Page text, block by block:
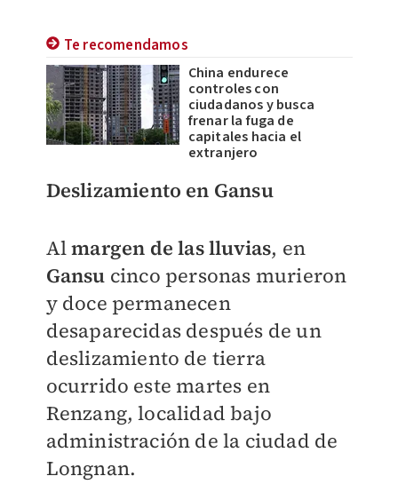
Te recomendamos
China endurece
controles con
ciudadanos y busca
frenar la fuga de
capitales hacia el
extranjero
Deslizamiento en Gansu
Almargen de las lluvias, en
Gansu cinco personas murieron
y doce permanecen
desaparecidas después de un
deslizamiento de tierra
ocurrido este martes en
Renzang, localidad bajo
administración de la ciudad de
Longnan.